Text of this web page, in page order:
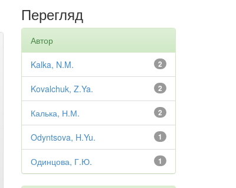
Перегляд
Автор
2
Kalka, N.M.
2
Kovalchuk, Z.Ya.
2
Калька, Н.М.
1
Odyntsova, H.Yu.
1
Одинцова, Г.Ю.